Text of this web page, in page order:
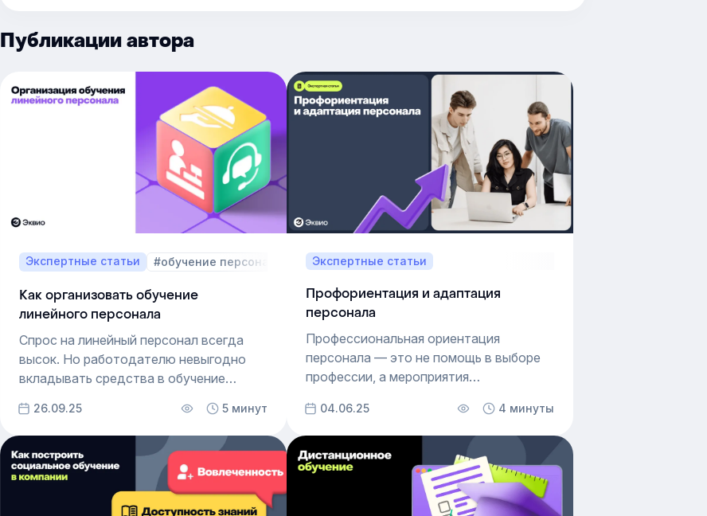
Публикации автора
Экспертные статьи #обучение персонала
Как организовать обучение
линейного персонала
Спрос на линейный персонал всегда
высок. Но работодателю невыгодно
вкладывать средства в обучение
они в любой момент могут уйти.
Рассказываем, что можно сделать.
26.09.25 5 минут
Экспертные статьи
Профориентация и адаптация
персонала
Профессиональная ориентация
персонала — это не помощь в выборе
профессии, а мероприятия
рабочим местом, руководителем
и командой. Такой способ адаптации
сотрудников появился в России
около десяти лет назад. О том, зачем
компании занимаются
профориентацией работников, с какими
04.06.25 4 минуты